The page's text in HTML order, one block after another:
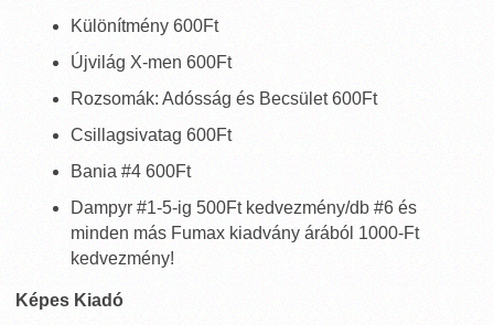
Különítmény 600Ft
Újvilág X-men 600Ft
Rozsomák: Adósság és Becsület 600Ft
Csillagsivatag 600Ft
Bania #4 600Ft
Dampyr #1-5-ig 500Ft kedvezmény/db #6 és
minden más Fumax kiadvány árából 1000-Ft
kedvezmény!
Képes Kiadó